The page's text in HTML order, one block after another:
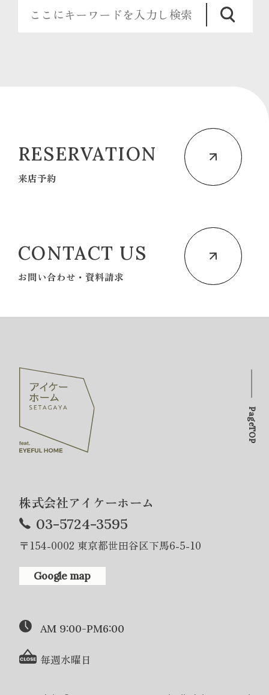
RESERVATION
来店予約
CONTACT US
お問い合わせ・資料請求
株式会社アイケーホーム
03-5724-3595
〒154-0002 東京都世田谷区下馬6-5-10
Google map
AM 9:00-PM6:00
毎週水曜日
PageTOP